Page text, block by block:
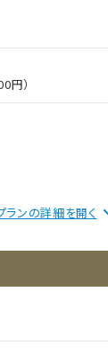
円）
数）
ランの詳細を